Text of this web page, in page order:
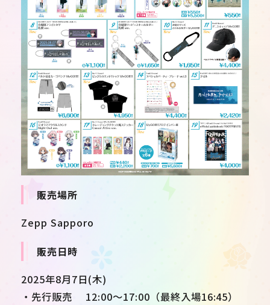
販売場所
Zepp Sapporo
販売日時
2025年8月7日(木)
・先行販売 12:00～17:00（最終入場16:45）